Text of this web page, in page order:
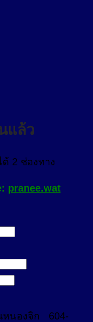
แล้ว
ด้ 2 ช่องทาง
pranee.wat
หนองจิก 604-